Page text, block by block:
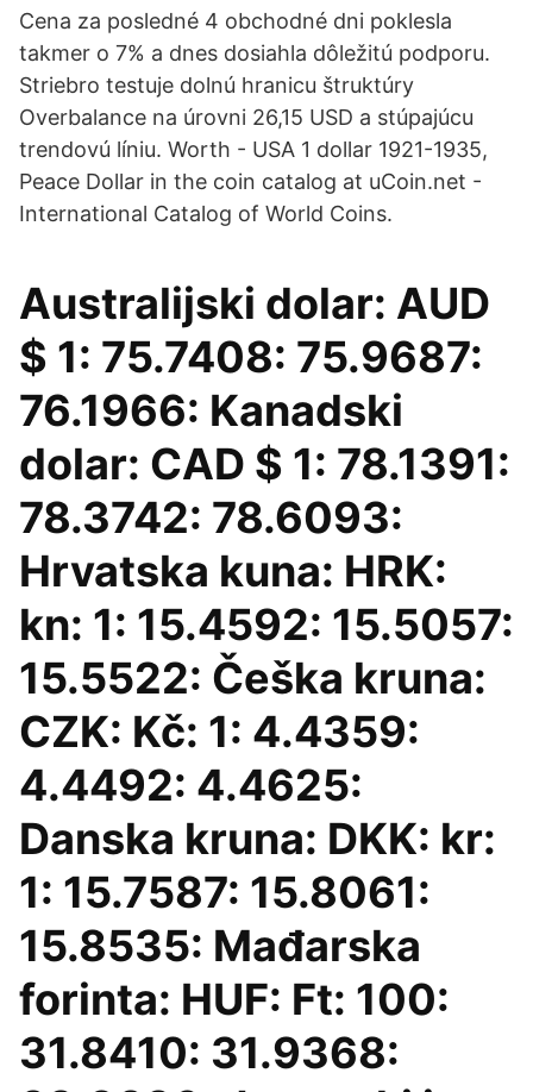
Cena za posledné 4 obchodné dni poklesla
takmer o 7% a dnes dosiahla dôležitú podporu.
Striebro testuje dolnú hranicu štruktúry
Overbalance na úrovni 26,15 USD a stúpajúcu
trendovú líniu. Worth - USA 1 dollar 1921-1935,
Peace Dollar in the coin catalog at uCoin.net -
International Catalog of World Coins.
Australijski dolar: AUD
$ 1: 75.7408: 75.9687:
76.1966: Kanadski
dolar: CAD $ 1: 78.1391:
78.3742: 78.6093:
Hrvatska kuna: HRK:
kn: 1: 15.4592: 15.5057:
15.5522: Češka kruna:
CZK: Kč: 1: 4.4359:
4.4492: 4.4625:
Danska kruna: DKK: kr:
1: 15.7587: 15.8061:
15.8535: Mađarska
forinta: HUF: Ft: 100:
31.8410: 31.9368: